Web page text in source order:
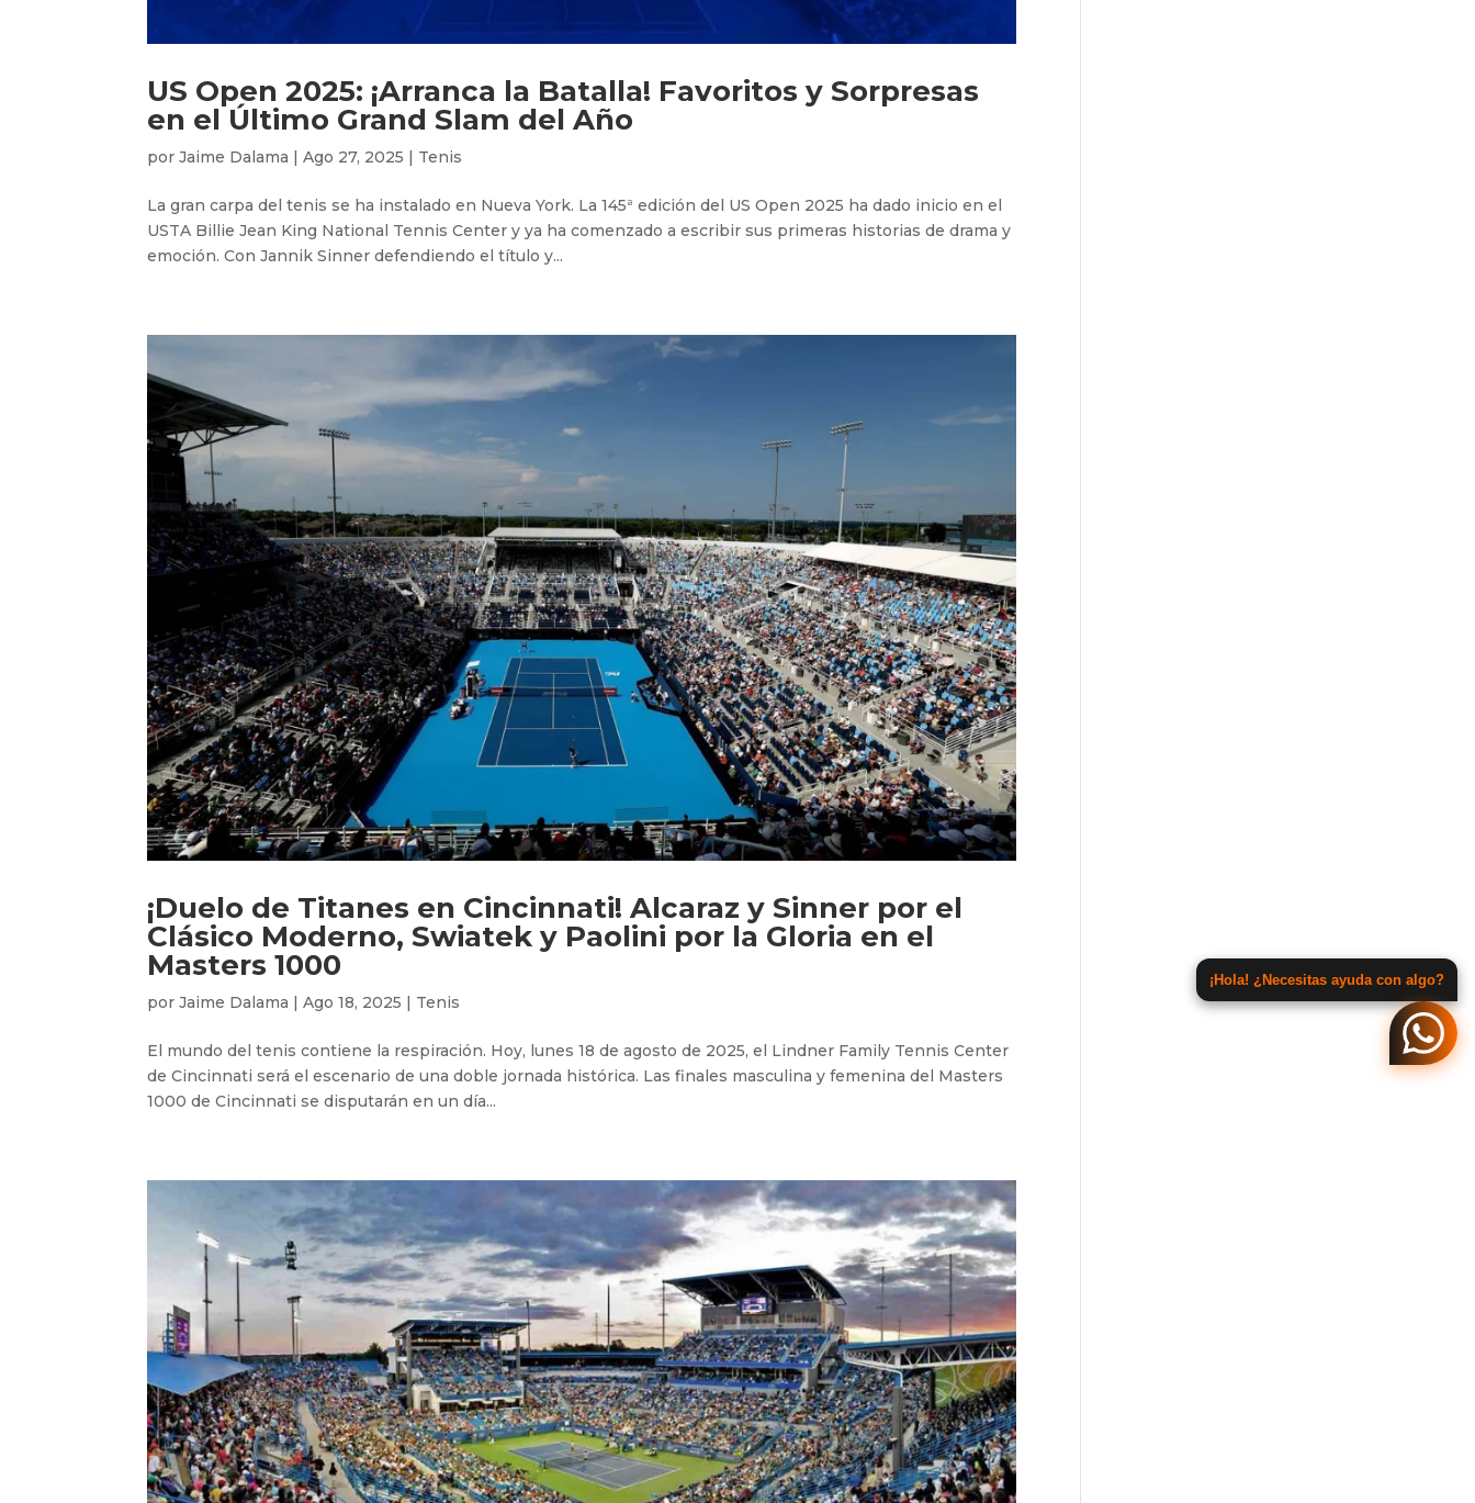
US Open 2025: ¡Arranca la Batalla! Favoritos y Sorpresas
en el Último Grand Slam del Año
porJaime Dalama |Ago 27, 2025 | Tenis
La gran carpa del tenis se ha instalado en Nueva York. La 145ª edición del US Open 2025 ha dado inicio en el
USTA Billie Jean King National Tennis Center y ya ha comenzado a escribir sus primeras historias de drama y
emoción. Con Jannik Sinner defendiendo el título y...
¡Duelo de Titanes en Cincinnati! Alcaraz y Sinner por el
Clásico Moderno, Swiatek y Paolini por la Gloria en el
Masters 1000
porJaime Dalama |Ago 18, 2025 | Tenis
El mundo del tenis contiene la respiración. Hoy, lunes 18 de agosto de 2025, el Lindner Family Tennis Center
de Cincinnati será el escenario de una doble jornada histórica. Las finales masculina y femenina del Masters
1000 de Cincinnati se disputarán en un día...